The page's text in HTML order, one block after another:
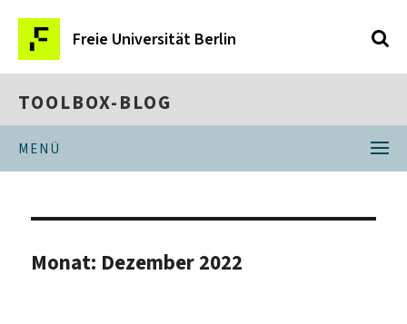
Freie Universität Berlin
TOOLBOX-BLOG
MENÜ
Monat: Dezember 2022